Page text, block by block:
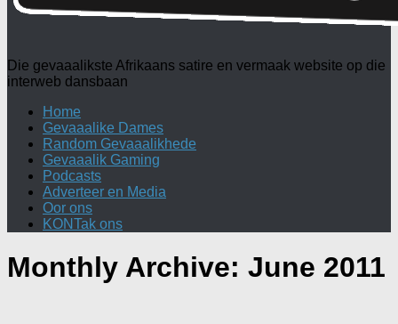
Die gevaaalikste Afrikaans satire en vermaak website op die
interweb dansbaan
Home
Gevaaalike Dames
Random Gevaaalikhede
Gevaaalik Gaming
Podcasts
Adverteer en Media
Oor ons
KONTak ons
Monthly Archive: June 2011